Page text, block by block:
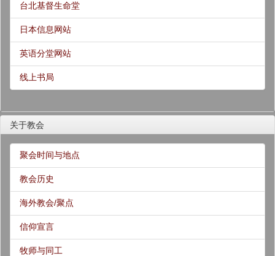
台北基督生命堂
日本信息网站
英语分堂网站
线上书局
关于教会
聚会时间与地点
教会历史
海外教会/聚点
信仰宣言
牧师与同工